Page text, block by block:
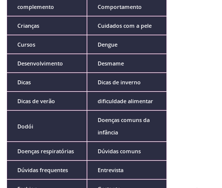
complemento Comportamento
Crianças Cuidados com a pele
Cursos Dengue
Desenvolvimento Desmame
Dicas Dicas de inverno
Dicas de verão dificuldade alimentar
Dodói
Doenças comuns da
infância
Doenças respiratórias Dúvidas comuns
Dúvidas frequentes Entrevista